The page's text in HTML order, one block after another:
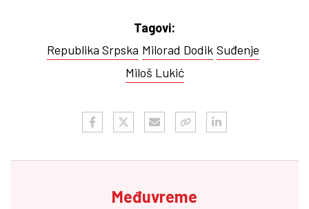
Tagovi:
Republika Srpska Milorad Dodik Suđenje
Miloš Lukić
Međuvreme